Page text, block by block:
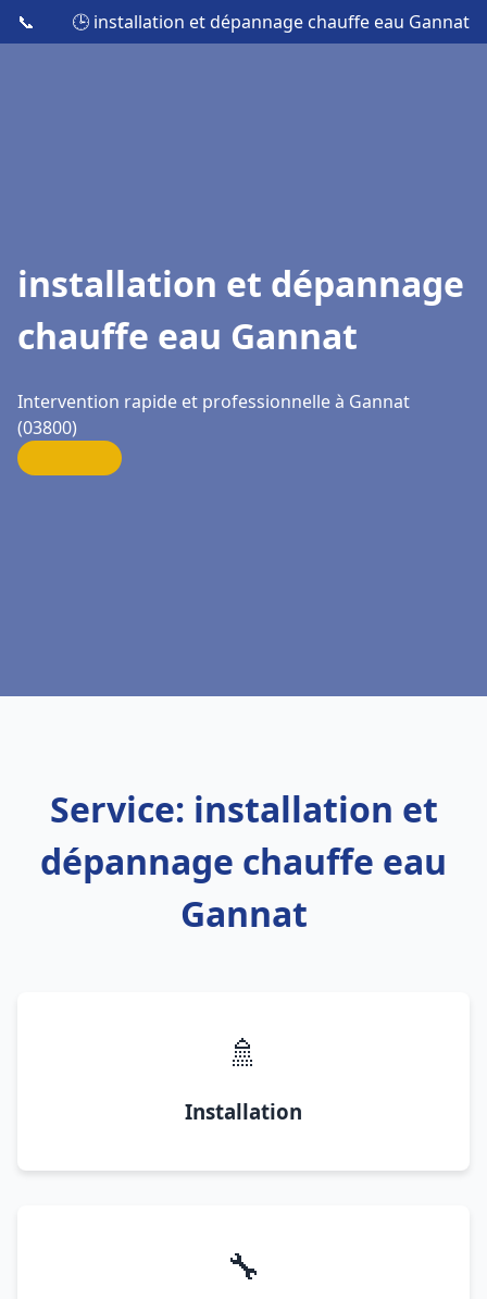
📞 🕒 installation et dépannage chauffe eau Gannat
installation et dépannage
chauffe eau Gannat
Intervention rapide et professionnelle à Gannat
(03800)
Service: installation et
dépannage chauffe eau
Gannat
🚿
Installation
🔧